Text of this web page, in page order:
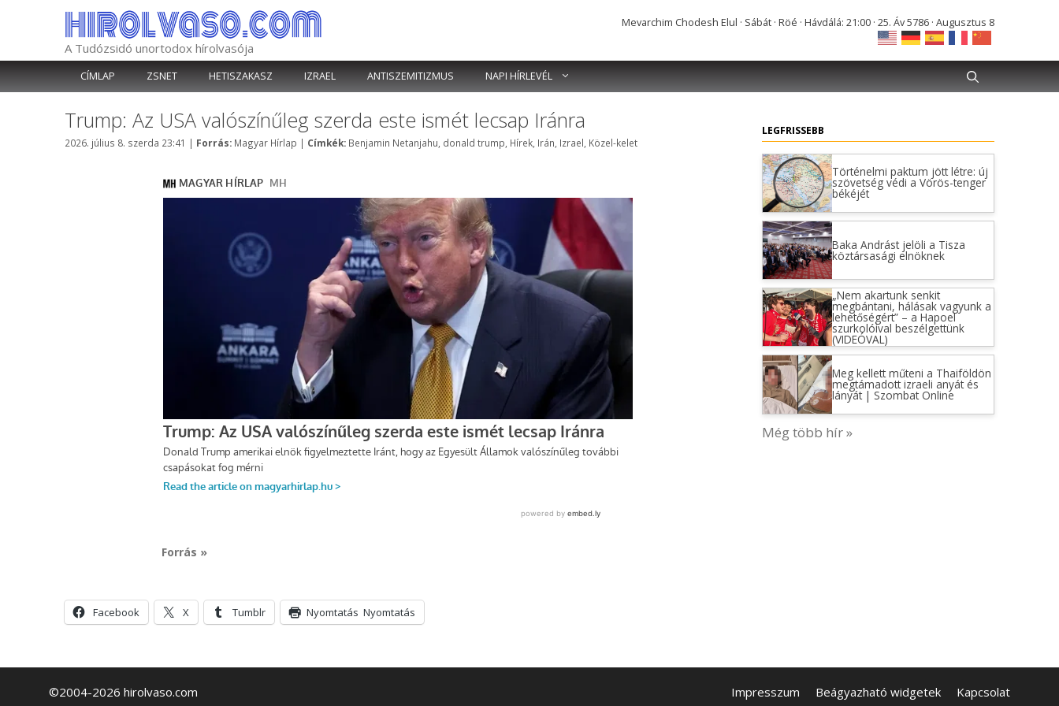
A Tudózsidó unortodox hírolvasója
Mevarchim Chodesh Elul · Sábát · Röé · Hávdálá: 21:00 · 25. Áv 5786 · Augusztus 8
CÍMLAP ZSNET HETISZAKASZ IZRAEL ANTISZEMITIZMUS NAPI HÍRLEVÉL
Trump: Az USA valószínűleg szerda este ismét lecsap Iránra
2026. július 8. szerda 23:41 | Forrás: Kategória
Magyar Hírlap | Címkék: Címkék
Benjamin Netanjahu donald trump Hírek Irán Izrael Közel-kelet
Forrás »
Facebook X Tumblr Nyomtatás Nyomtatás
LEGFRISSEBB
Történelmi paktum jött létre: új
szövetség védi a Vörös-tenger
békéjét
Baka Andrást jelöli a Tisza
köztársasági elnöknek
„Nem akartunk senkit
megbántani, hálásak vagyunk a
lehetőségért” – a Hapoel
szurkolóival beszélgettünk
(VIDEÓVAL)
Meg kellett műteni a Thaiföldön
megtámadott izraeli anyát és
lányát | Szombat Online
Még több hír »
Impresszum Beágyazható widgetek Kapcsolat
©2004-2026 hirolvaso.com